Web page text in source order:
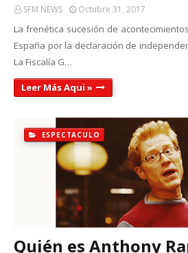
SFM NEWS Octubre 31, 2017
La frenética sucesión de
España por la declaración de
La Fiscalía G…
Leer Más Aqui »
ESPECTACULO
Quién es Anthony